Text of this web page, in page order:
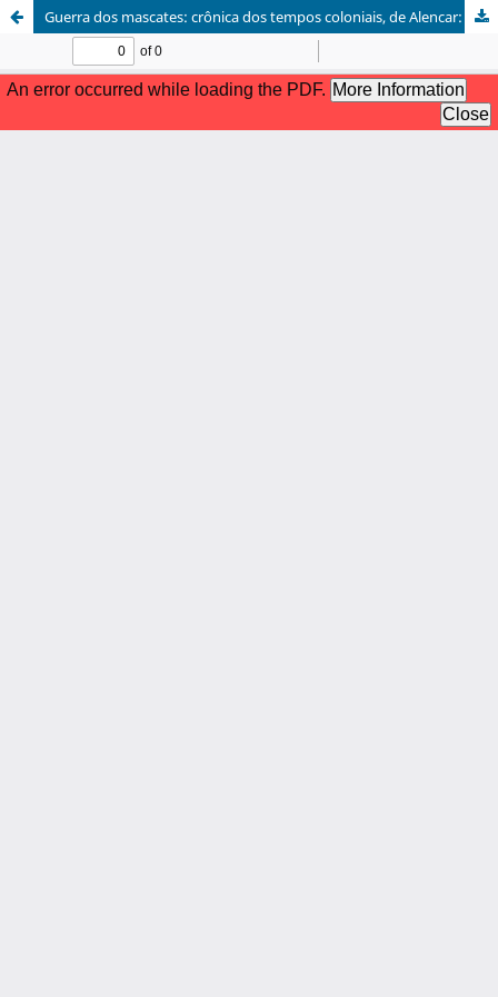
Guerra dos mascates: crônica dos tempos coloniais, de Alencar: um antimodelo do romance histórico oitocentista